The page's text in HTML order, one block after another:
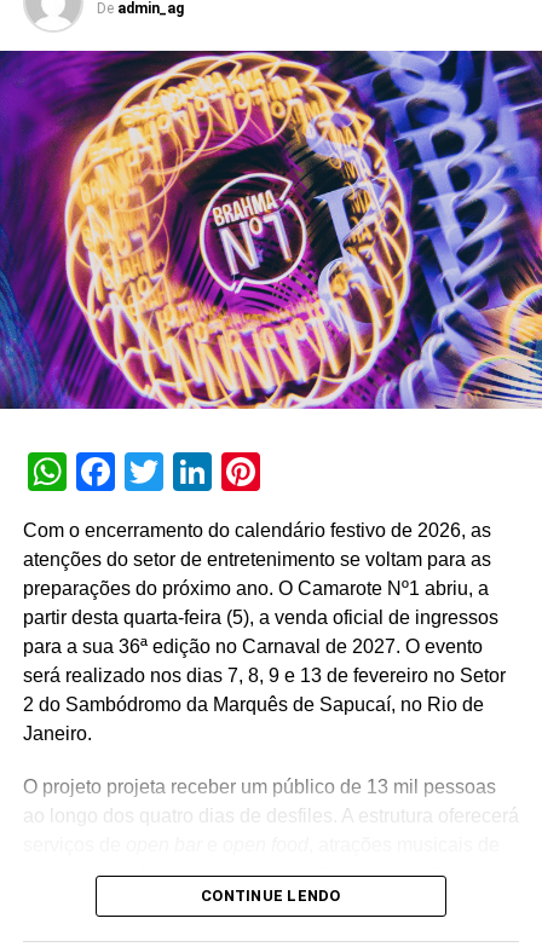
de inteligência artificial do banco que atinge o marco de
dez anos de operação em setembro de 2026. Com
capacidade transacional e conversacional, a plataforma
soma mais de 3 bilhões de interações históricas. No
primeiro semestre de 2026, a assistente registrou 74
milhões de interações, alcançando uma taxa de retenção
interna de 90% e índice de resolutividade de 87% nos
atendimentos.
Além da b.ia, o Meu Bradesco engloba ferramentas como
o E-agro — plataforma digital direcionada a produtores
rurais — e sistemas de recomendação de investimentos
suportados porGenAI(Inteligência Artificial Generativa),
que fornecem assessoria financeira automatizada e
A estratégia de divulgação da campanha engloba
peças deOut of Home(OOH) e ações com
influenciadores digitais, reforçando o posicionamento do
banco na transformação digital do setor financeiro.
De admin_ag
WhatsApp
Facebook
TwitterLinkedIn
Pinterest
Com o encerramento do calendário festivo de 2026, as
atenções do setor de entretenimento se voltam para as
preparações do próximo ano. O Camarote Nº1 abriu, a
partir desta quarta-feira (5), a venda oficial de ingressos
para a sua 36ª edição no Carnaval de 2027. O evento
será realizado nos dias 7, 8, 9 e 13 de fevereiro no Setor
2 do Sambódromo da Marquês de Sapucaí, no Rio de
Janeiro.
O projeto projeta receber um público de 13 mil pessoas
ao longo dos quatro dias de desfiles. A estrutura oferecerá
porte nacional e internacional e ações de ativação de
marcas parceiras. “O Camarote Nº1 é um projeto que faz
CONTINUE LENDO